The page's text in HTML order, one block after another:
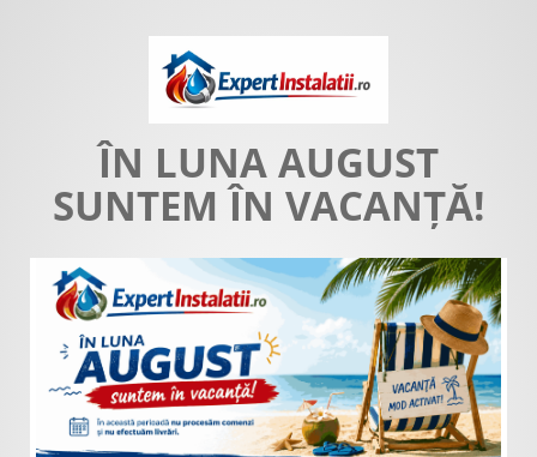
ÎN LUNA AUGUST
SUNTEM ÎN VACANȚĂ!